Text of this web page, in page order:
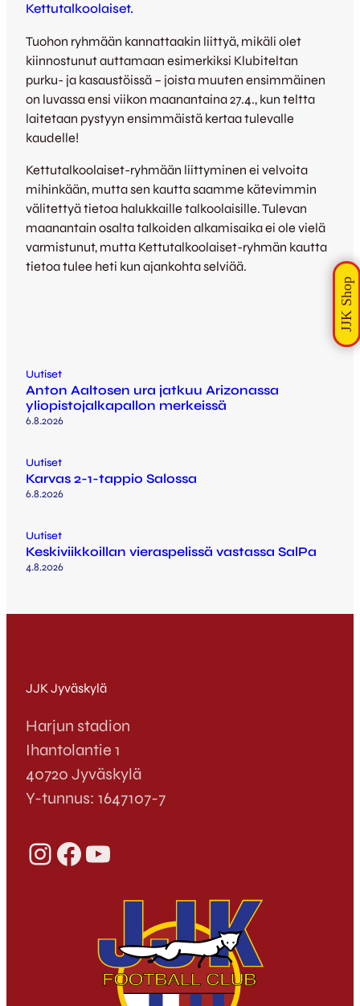
Kettutalkoolaiset.
Tuohon ryhmään kannattaakin liittyä, mikäli olet
kiinnostunut auttamaan esimerkiksi Klubiteltan
purku- ja kasaustöissä – joista muuten ensimmäinen
on luvassa ensi viikon maanantaina 27.4., kun teltta
laitetaan pystyyn ensimmäistä kertaa tulevalle
kaudelle!
Kettutalkoolaiset-ryhmään liittyminen ei velvoita
mihinkään, mutta sen kautta saamme kätevimmin
välitettyä tietoa halukkaille talkoolaisille. Tulevan
maanantain osalta talkoiden alkamisaika ei ole vielä
varmistunut, mutta Kettutalkoolaiset-ryhmän kautta
tietoa tulee heti kun ajankohta selviää.
Uutiset
Anton Aaltosen ura jatkuu Arizonassa
yliopistojalkapallon merkeissä
6.8.2026
Uutiset
Karvas 2-1-tappio Salossa
6.8.2026
Uutiset
Keskiviikkoillan vieraspelissä vastassa SalPa
4.8.2026
JJK Jyväskylä
Harjun stadion
Ihantolantie 1
40720 Jyväskylä
Y-tunnus: 1647107-7
InstagramFacebook YouTube